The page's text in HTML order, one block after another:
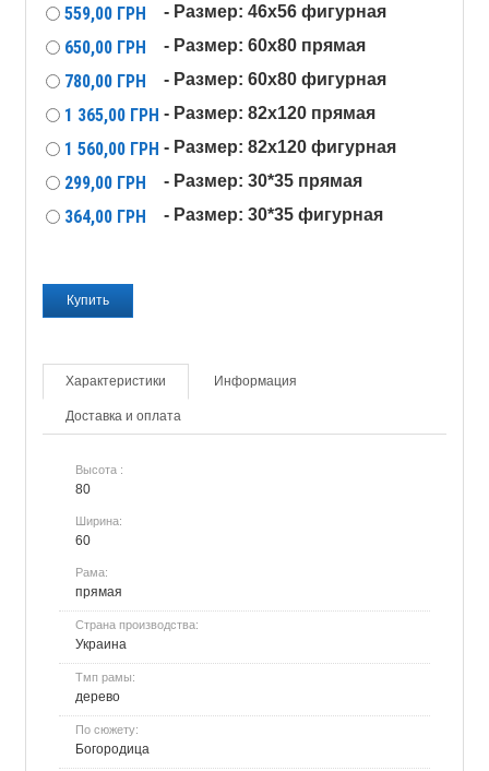
559,00 ГРН - Размер: 46x56 фигурная
650,00 ГРН - Размер: 60x80 прямая
780,00 ГРН - Размер: 60x80 фигурная
1 365,00 ГРН - Размер: 82x120 прямая
1 560,00 ГРН - Размер: 82x120 фигурная
299,00 ГРН - Размер: 30*35 прямая
364,00 ГРН - Размер: 30*35 фигурная
Характеристики Информация
Доставка и оплата
Высота :
80
Ширина:
60
Рама:
прямая
Страна производства:
Украина
Тмп рамы:
дерево
По сюжету:
Богородица